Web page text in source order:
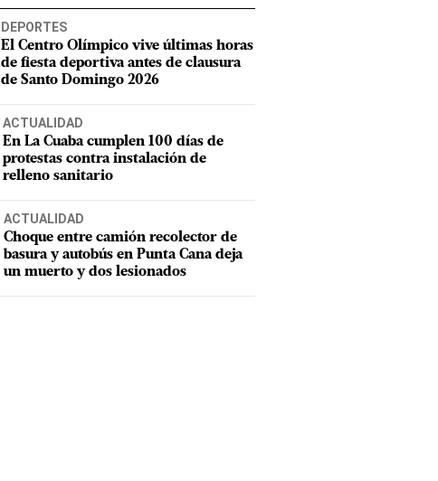
DEPORTES
El Centro Olímpico vive últimas horas
de fiesta deportiva antes de clausura
de Santo Domingo 2026
ACTUALIDAD
En La Cuaba cumplen 100 días de
protestas contra instalación de
relleno sanitario
ACTUALIDAD
Choque entre camión recolector de
basura y autobús en Punta Cana deja
un muerto y dos lesionados